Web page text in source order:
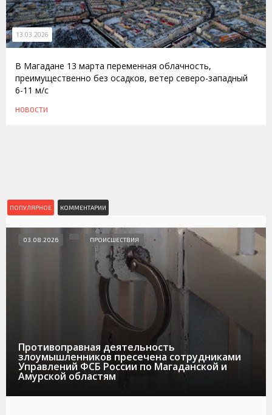
13.03.2026
В Магадане 13 марта переменная облачность,
преимущественно без осадков, ветер северо-западный
6-11 м/с
НОВОСТИ
ПОПУЛЯРНОЕ КОММЕНТАРИИ
Противоправная деятельность
злоумышленников пресечена сотрудниками
Управлений ФСБ России по Магаданской и
Амурской областям
03.08.2026 ПРОИСШЕСТВИЯ